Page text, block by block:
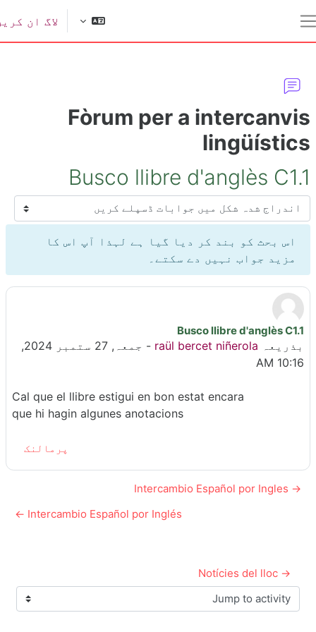
لاگ ان کریں
Fòrum per a
Busco llibre d'anglès
موڈ
اس بحث کو بند کر دیا گیا ہے لہذا آپ اس کا
مزید جواب نہیں دے سکتے۔
Busco llibre d'anglès C1.1
بذریعہ raül bercet niñerola
-
جمعہ, 27 ستمبر 2024,
10:16 AM
جوابات کی تعداد: 0
Cal que el llibre estigui en bon estat encara
que hi hagin algunes anotacions
پرمالنک
→ Intercambio Español por Ingles
Intercambio Español por Inglés ←
→ Notícies del lloc
Jump to activity